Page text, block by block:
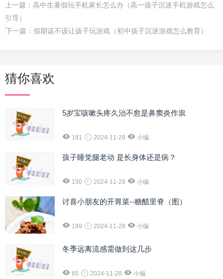
上一篇： 高中生暑假玩手机家长怎么办（高一孩子沉迷手机游戏怎么
引导）
下一篇： 假期该不该让孩子玩游戏（初中孩子沉迷游戏怎么教育）
猜你喜欢
5岁宝咳嗽头疼久治不愈是鼻窦炎作祟
181 2024-11-29 小编
孩子睡觉腿老动 是长身体还是病？
150 2024-11-29 小编
讨喜小朋友的开胃菜--糖醋里脊（图）
199 2024-11-28 小编
冬季远离流感需做到这几步
85 2024-11-28 小编